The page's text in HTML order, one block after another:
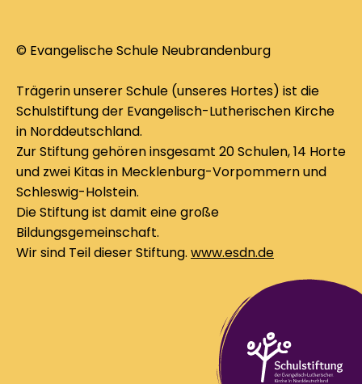
© Evangelische Schule Neubrandenburg
Trägerin unserer Schule (unseres Hortes) ist die
Schulstiftung der Evangelisch-Lutherischen Kirche
in Norddeutschland.
Zur Stiftung gehören insgesamt 20 Schulen, 14 Horte
und zwei Kitas in Mecklenburg-Vorpommern und
Schleswig-Holstein.
Die Stiftung ist damit eine große
Bildungsgemeinschaft.
Wir sind Teil dieser Stiftung. www.esdn.de